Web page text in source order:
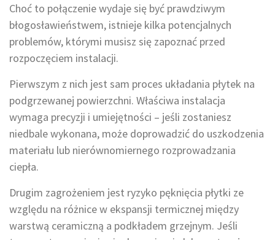
Choć to połączenie wydaje się być prawdziwym
błogosławieństwem, istnieje kilka potencjalnych
problemów, którymi musisz się zapoznać przed
rozpoczęciem instalacji.
Pierwszym z nich jest sam proces układania płytek na
podgrzewanej powierzchni. Właściwa instalacja
wymaga precyzji i umiejętności – jeśli zostaniesz
niedbale wykonana, może doprowadzić do uszkodzenia
materiału lub nierównomiernego rozprowadzania
ciepła.
Drugim zagrożeniem jest ryzyko pęknięcia płytki ze
względu na różnice w ekspansji termicznej między
warstwą ceramiczną a podkładem grzejnym. Jeśli